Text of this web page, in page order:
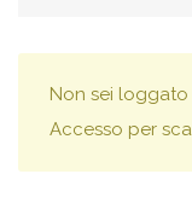
Non sei loggato
Accesso per